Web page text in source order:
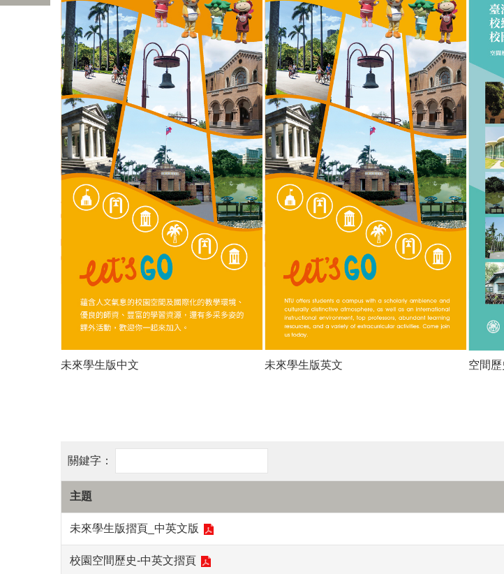
未來學生版中文 未來學生版英文 空間
主題
未來學生版摺頁_中英文版
校園空間歷史-中英文摺頁